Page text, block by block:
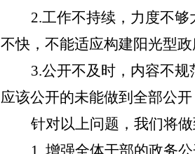
2.工作不持续，力度不
不快，不能适应构建阳光型政
3.公开不及时，内容不
应该公开的未能做到全部公
针对以上问题，我们将做
1. 增强全体干部的政务